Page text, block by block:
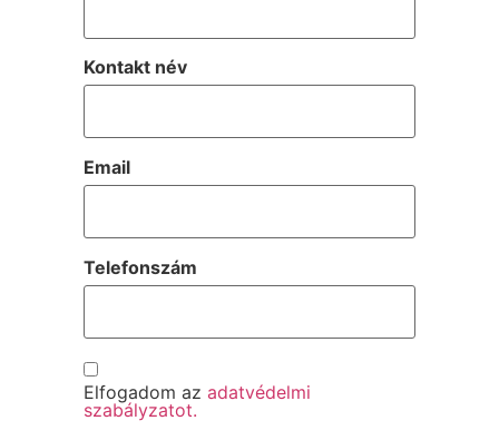
Kontakt név
Email
Telefonszám
Consent
Elfogadom az adatvédelmi
szabályzatot.